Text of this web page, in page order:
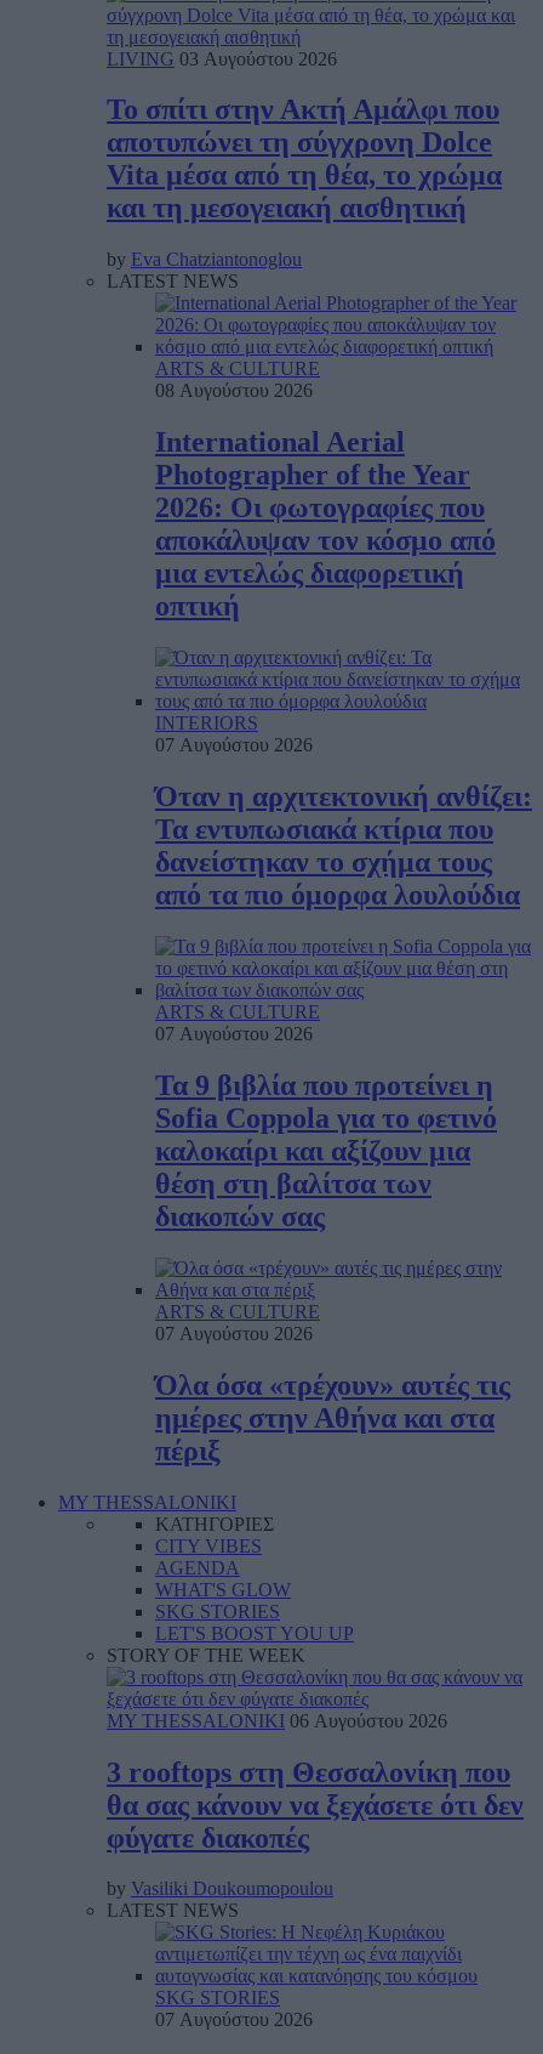
LIVING 03 Αυγούστου 2026
Το σπίτι στην Ακτή Αμάλφι που
αποτυπώνει τη σύγχρονη Dolce
Vita μέσα από τη θέα, το χρώμα
και τη μεσογειακή αισθητική
by Eva Chatziantonoglou
LATEST NEWS
ARTS & CULTURE
08 Αυγούστου 2026
International Aerial
Photographer of the Year
2026: Οι φωτογραφίες που
αποκάλυψαν τον κόσμο από
μια εντελώς διαφορετική
οπτική
INTERIORS
07 Αυγούστου 2026
Όταν η αρχιτεκτονική ανθίζει:
Τα εντυπωσιακά κτίρια που
δανείστηκαν το σχήμα τους
από τα πιο όμορφα λουλούδια
ARTS & CULTURE
07 Αυγούστου 2026
Τα 9 βιβλία που προτείνει η
Sofia Coppola για το φετινό
καλοκαίρι και αξίζουν μια
θέση στη βαλίτσα των
διακοπών σας
ARTS & CULTURE
07 Αυγούστου 2026
Όλα όσα «τρέχουν» αυτές τις
ημέρες στην Αθήνα και στα
πέριξ
MY THESSALONIKI
ΚΑΤΗΓΟΡΙΕΣ
CITY VIBES
AGENDA
WHAT'S GLOW
SKG STORIES
LET'S BOOST YOU UP
STORY OF THE WEEK
MY THESSALONIKI 06 Αυγούστου 2026
3 rooftops στη Θεσσαλονίκη που
θα σας κάνουν να ξεχάσετε ότι δεν
φύγατε διακοπές
by Vasiliki Doukoumopoulou
LATEST NEWS
SKG STORIES
07 Αυγούστου 2026